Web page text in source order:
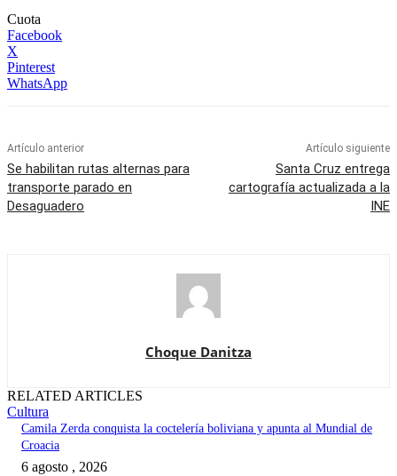
Cuota
Facebook
X
Pinterest
WhatsApp
Artículo anterior
Se habilitan rutas alternas para
transporte parado en
Desaguadero
Artículo siguiente
Santa Cruz entrega
cartografía actualizada a la
INE
Choque Danitza
RELATED ARTICLES
Cultura
Camila Zerda conquista la coctelería boliviana y apunta al Mundial de
Croacia
6 agosto , 2026